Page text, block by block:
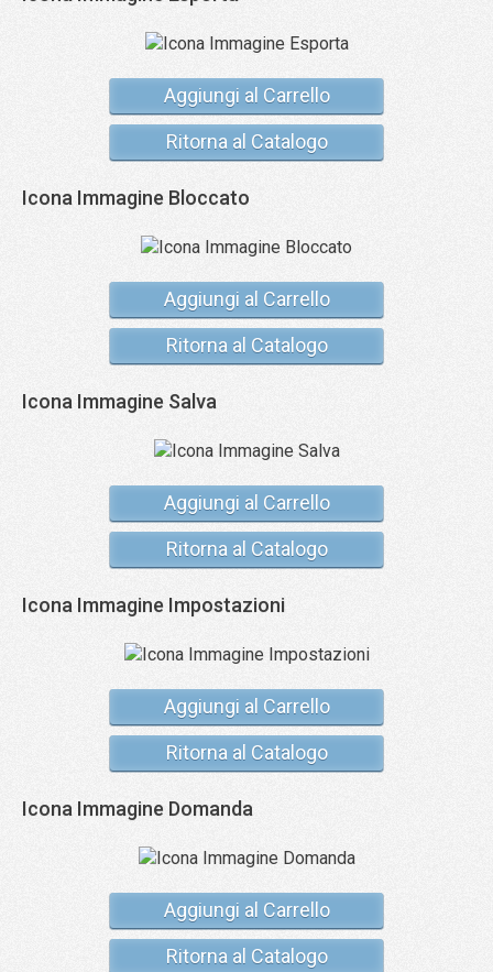
Aggiungi al Carrello
Ritorna al Catalogo
Icona Immagine Bloccato
Aggiungi al Carrello
Ritorna al Catalogo
Icona Immagine Salva
Aggiungi al Carrello
Ritorna al Catalogo
Icona Immagine Impostazioni
Aggiungi al Carrello
Ritorna al Catalogo
Icona Immagine Domanda
Aggiungi al Carrello
Ritorna al Catalogo